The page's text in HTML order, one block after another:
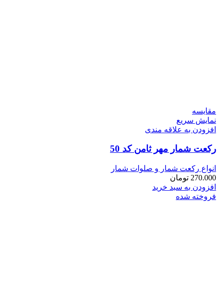
مقايسه
نمایش سریع
افزودن به علاقه مندی
رکعت شمار مهر ثامن کد 50
انواع رکعت شمار و صلوات شمار
270.000 تومان
افزودن به سبد خرید
فروخته شده